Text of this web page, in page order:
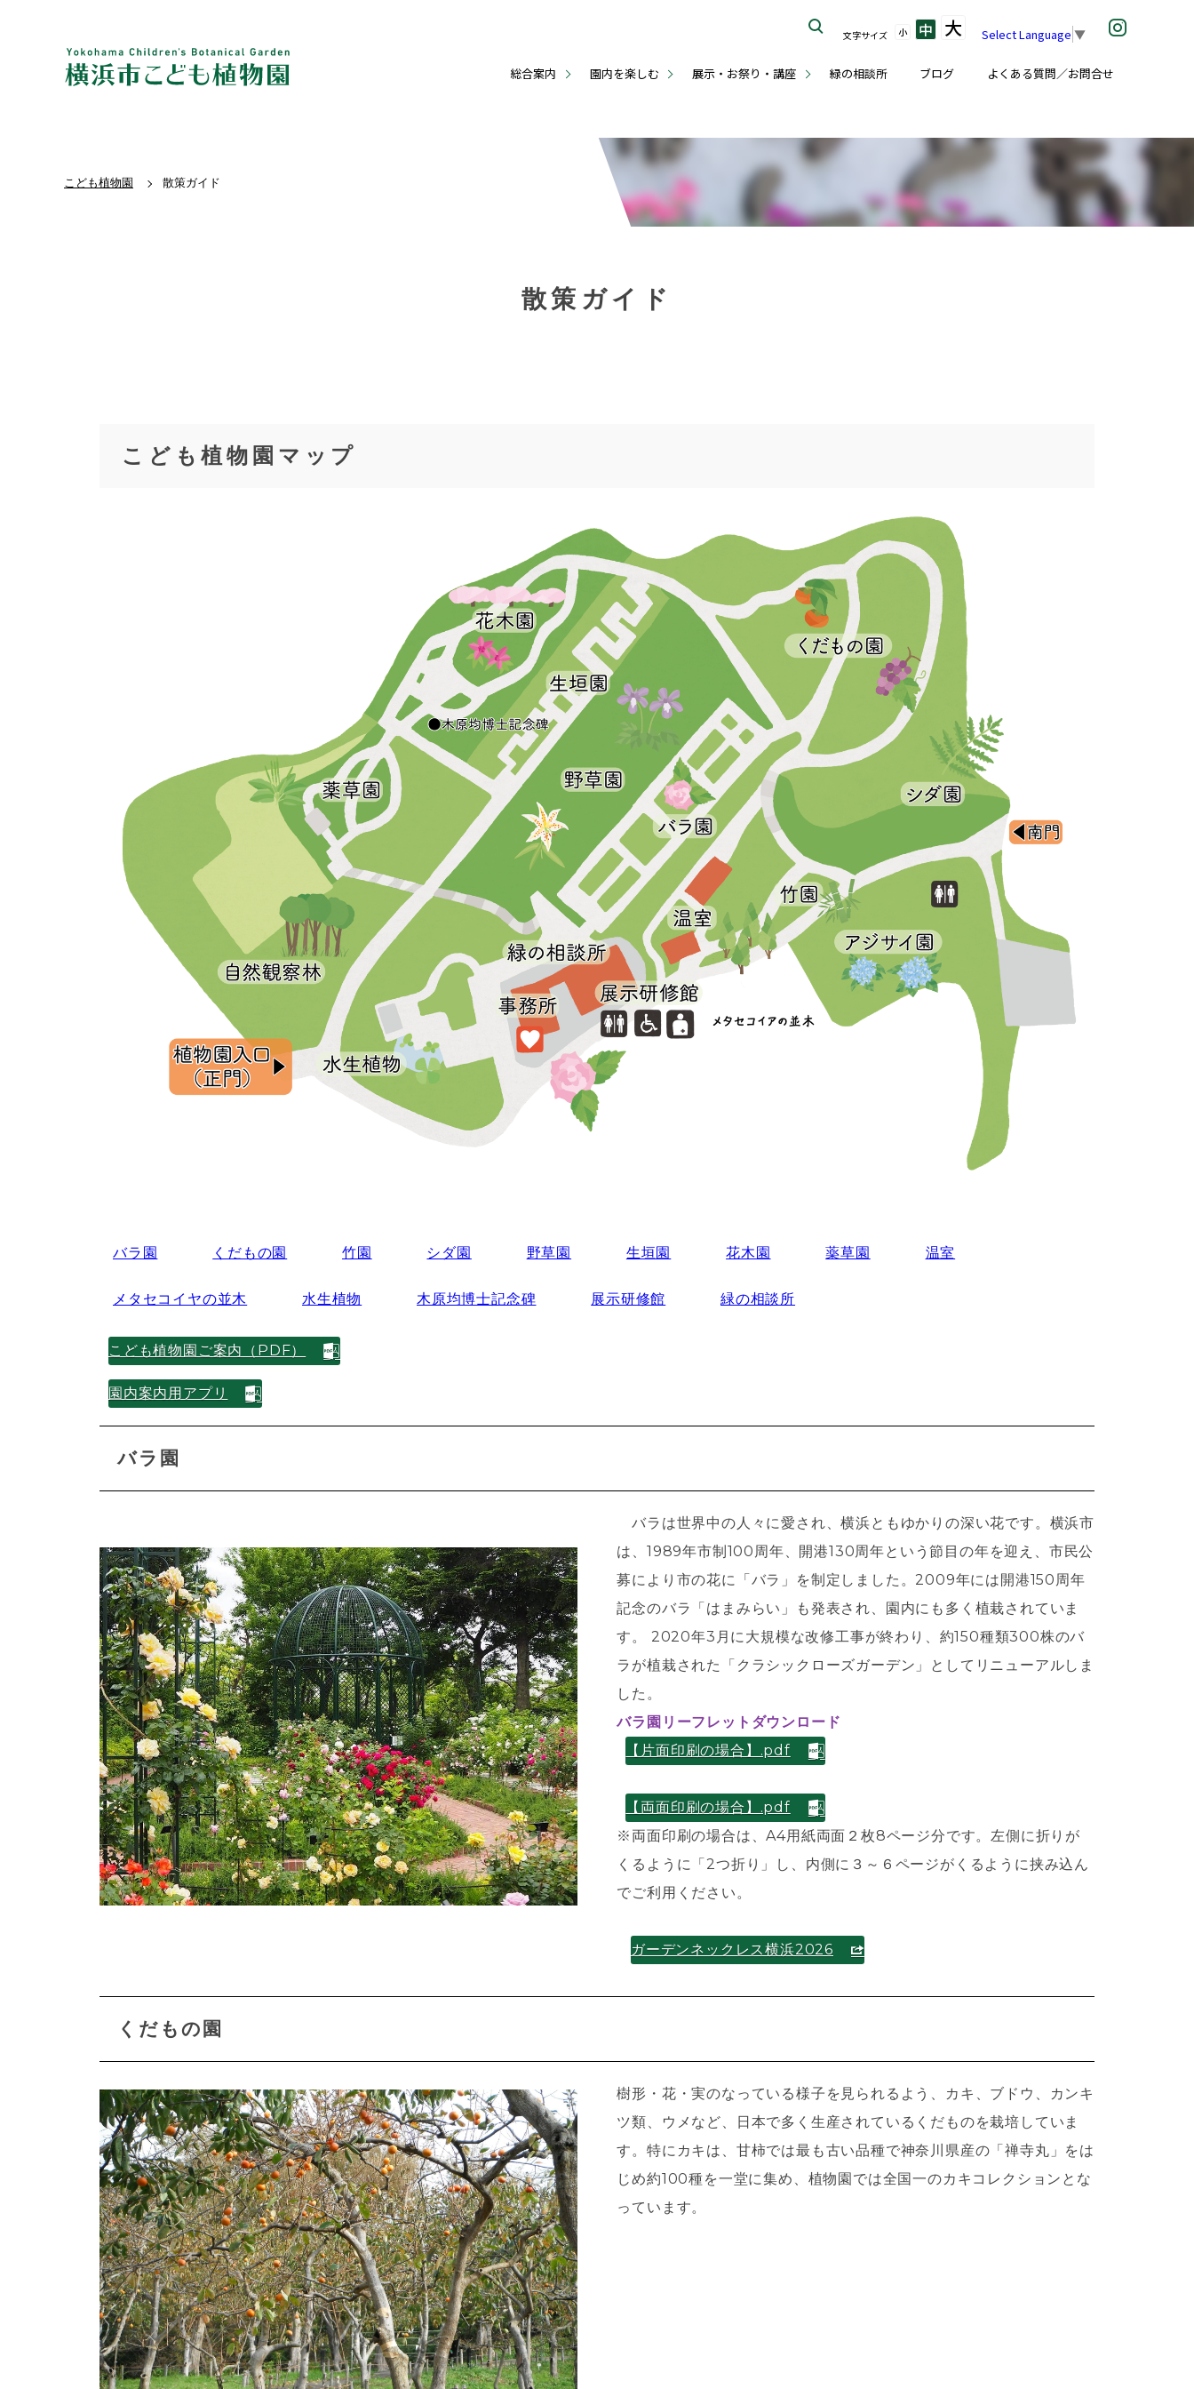
総合案内 園内を楽しむ 展示・お祭り・講座 緑の相談所 ブログ よくある質問／お問合せ
文字サイズ 小 中 大 Select Language ▼
こども植物園 散策ガイド
散策ガイド
こども植物園マップ
バラ園 くだもの園 竹園 シダ園 野草園 生垣園 花木園 薬草園 温室
メタセコイヤの並木 水生植物 木原均博士記念碑 展示研修館 緑の相談所
こども植物園ご案内（PDF）
園内案内用アプリ
バラ園
バラは世界中の人々に愛され、横浜ともゆかりの深い花です。横浜市
は、1989年市制100周年、開港130周年という節目の年を迎え、市民公
募により市の花に「バラ」を制定しました。2009年には開港150周年
記念のバラ「はまみらい」も発表され、園内にも多く植栽されていま
す。 2020年3月に大規模な改修工事が終わり、約150種類300株のバ
ラが植栽された「クラシックローズガーデン」としてリニューアルしま
した。
バラ園リーフレットダウンロード
【片面印刷の場合】.pdf
【両面印刷の場合】.pdf
※両面印刷の場合は、A4用紙両面２枚8ページ分です。左側に折りが
くるように「2つ折り」し、内側に３～６ページがくるように挟み込ん
でご利用ください。
ガーデンネックレス横浜2026
くだもの園
樹形・花・実のなっている様子を見られるよう、カキ、ブドウ、カンキ
ツ類、ウメなど、日本で多く生産されているくだものを栽培していま
す。特にカキは、甘柿では最も古い品種で神奈川県産の「禅寺丸」をは
じめ約100種を一堂に集め、植物園では全国一のカキコレクションとな
っています。